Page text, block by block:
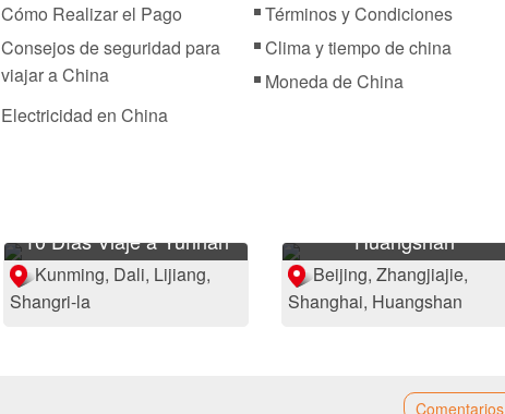
Cómo Realizar el Pago
Términos y Condiciones
Consejos de seguridad para
viajar a China
Clima y tiempo de china
Moneda de China
Electricidad en China
10 Días Viaje a Yunnan
Kunming, Dali, Lijiang,
Shangri-la
Huangshan
Beijing, Zhangjiajie,
Shanghai, Huangshan
Comentarios